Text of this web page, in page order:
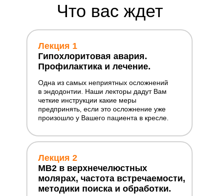
Что вас ждет
Одна из самых неприятных осложнений
в эндодонтии. Наши лекторы дадут Вам
четкие инструкции какие меры
предпринять, если это осложнение уже
произошло у Вашего пациента в кресле.
Лекция 1
Гипохлоритовая авария.
Профилактика и лечение.
Лекция 2
MB2 в верхнечелюстных
молярах, частота встречаемости,
методики поиска и обработки.